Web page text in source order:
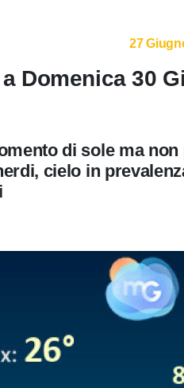
27
Domenica 30
di sole ma
cielo in